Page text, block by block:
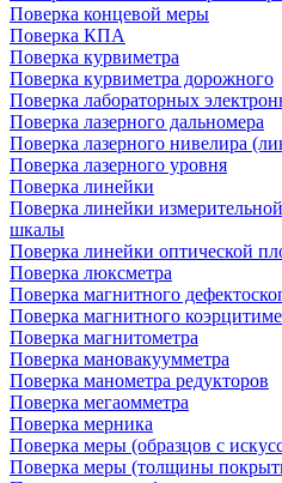
Поверка концевой меры
Поверка КПА
Поверка курвиметра
Поверка курвиметра дорожного
Поверка лабораторных
Поверка лазерного дальномера
Поверка лазерного нивелира
Поверка лазерного уровня
Поверка линейки
Поверка линейки
шкалы
Поверка линейки оптической
Поверка люксметра
Поверка магнитного
Поверка магнитного
Поверка магнитометра
Поверка мановакуумметра
Поверка манометра редукторов
Поверка мегаомметра
Поверка мерника
Поверка меры (образцов с
Поверка меры (толщины